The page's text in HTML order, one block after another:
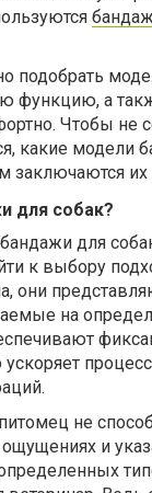
подобрать
функцию, а
Чтобы не
какие модели
заключаются их
для собак?
для
к выбору
они
на
не
и